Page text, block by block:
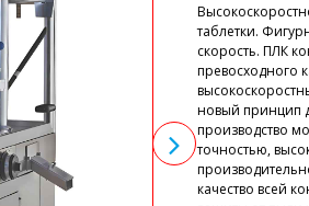
таблетки.
скорость. ПЛК
превосходного
новый принцип
производство
точностью,
качество всей